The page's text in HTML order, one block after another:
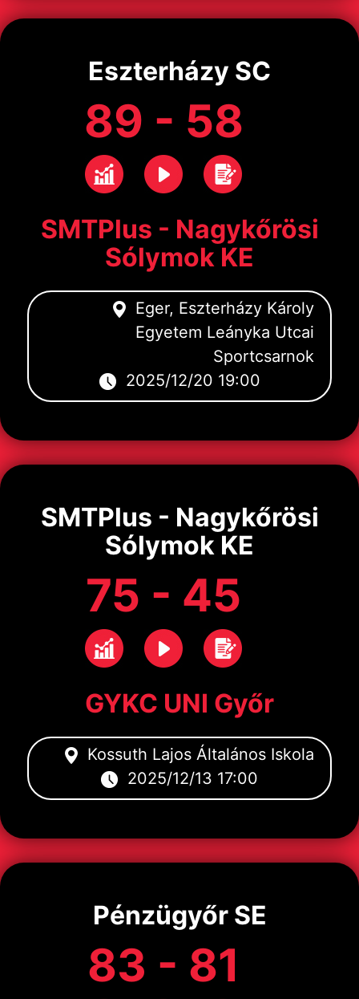
Eszterházy SC
89 - 58
SMTPlus - Nagykőrösi
Sólymok KE
Eger, Eszterházy Károly
Egyetem Leányka Utcai
Sportcsarnok
2025/12/20 19:00
SMTPlus - Nagykőrösi
Sólymok KE
75 - 45
GYKC UNI Győr
Kossuth Lajos Általános Iskola
2025/12/13 17:00
Pénzügyőr SE
83 - 81